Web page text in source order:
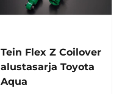
Tein Flex Z Coilover
alustasarja Toyota
Aqua